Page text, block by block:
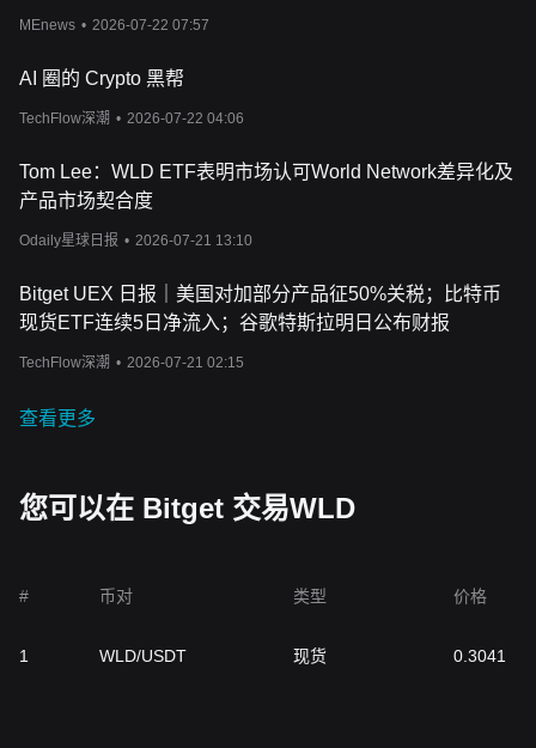
MEnews • 2026-07-22 07:57
AI 圈的 Crypto 黑帮
TechFlow深潮 • 2026-07-22 04:06
Tom Lee：WLD ETF表明市场认可World Network差异化及
产品市场契合度
Odaily星球日报 • 2026-07-21 13:10
Bitget UEX 日报｜美国对加部分产品征50%关税；比特币
现货ETF连续5日净流入；谷歌特斯拉明日公布财报
TechFlow深潮 • 2026-07-21 02:15
查看更多
您可以在 Bitget 交易WLD
# 币对 类型 价格
1 WLD/USDT 现货 0.3041